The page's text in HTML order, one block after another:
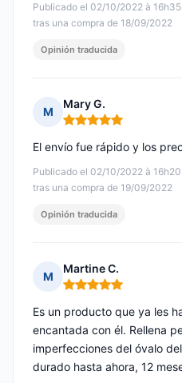
Publicado el 02/10/2022 à 16h35
tras una compra de 18/09/2022
Opinión traducida
M
Mary G.
Nota: 5 de 5
Publicado el 02/10/2022 à 16h20
tras una compra de 19/09/2022
El envío fue rápido y los
Opinión traducida
M
Martine C.
Nota: 5 de 5
Es un producto que ya les
encantada con él. Rellena
imperfecciones del óvalo
durado hasta ahora, 12